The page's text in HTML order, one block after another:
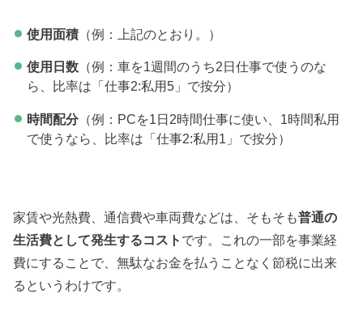
使用面積（例：上記のとおり。）
使用日数（例：車を1週間のうち2日仕事で使うのな
ら、比率は「仕事2:私用5」で按分）
時間配分（例：PCを1日2時間仕事に使い、1時間私用
で使うなら、比率は「仕事2:私用1」で按分）
家賃や光熱費、通信費や車両費などは、そもそも普通の
生活費として発生するコスト です。これの一部を事業経
費にすることで、無駄なお金を払うことなく節税に出来
るというわけです。